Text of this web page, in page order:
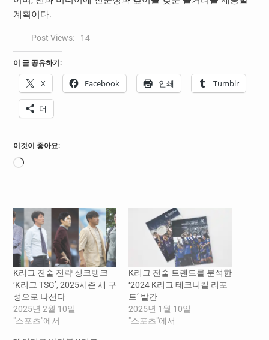
계획이다.
Post Views: 14
이 글 공유하기:
X Facebook 인쇄 Tumblr
더
이것이 좋아요:
로
K리그 전술 전략 싱크탱크
‘K리그 TSG’, 2025시즌 새 구
성으로 나선다
2025년 2월 10일
"스포츠"에서
K리그 전술 트렌드를 분석한
‘2024 K리그 테크니컬 리포
트’ 발간
2025년 1월 10일
"스포츠"에서